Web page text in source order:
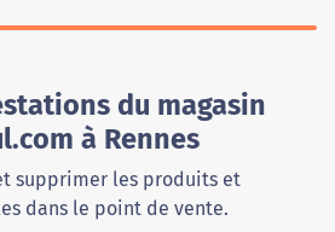
du magasin
à Rennes
supprimer les produits et
dans le point de vente.